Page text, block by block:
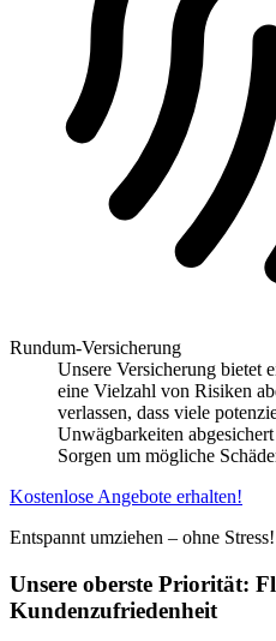
Rundum-Versicherung
Unsere Versicherung bietet
eine Vielzahl von Risiken
verlassen, dass viele
Unwägbarkeiten
Sorgen um mögliche
Kostenlose Angebote erhalten!
Entspannt umziehen – ohne Stress!
Unsere oberste Priorität:
Kundenzufriedenheit